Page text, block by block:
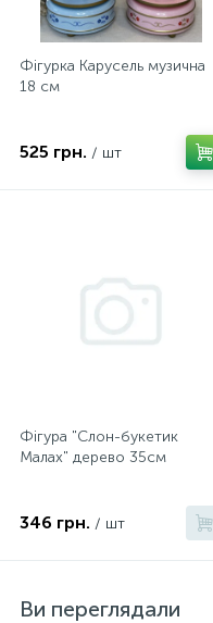
Фігурка Карусель музична
18 см
525 грн. / шт
Фігура "Слон-букетик
Малах" дерево 35см
346 грн. / шт
Ви переглядали